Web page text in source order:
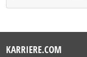
KARRIERE.COM